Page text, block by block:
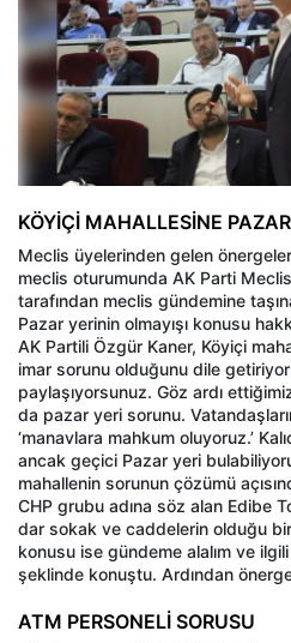
KÖYİÇİ MAHALLESİNE
Meclis üyelerinden gelen
meclis oturumunda AK Parti
tarafından meclis gündemine
Pazar yerinin olmayışı konusu
AK Partili Özgür Kaner, Köyiçi
imar sorunu olduğunu dile
paylaşıyorsunuz. Göz ardı
da pazar yeri sorunu.
‘manavlara mahkum oluyoruz.’
ancak geçici Pazar yeri
mahallenin sorunun çözümü
CHP grubu adına söz alan Edibe
dar sokak ve caddelerin olduğu
konusu ise gündeme alalım ve
şeklinde konuştu. Ardından
ATM PERSONELİ SORUSU